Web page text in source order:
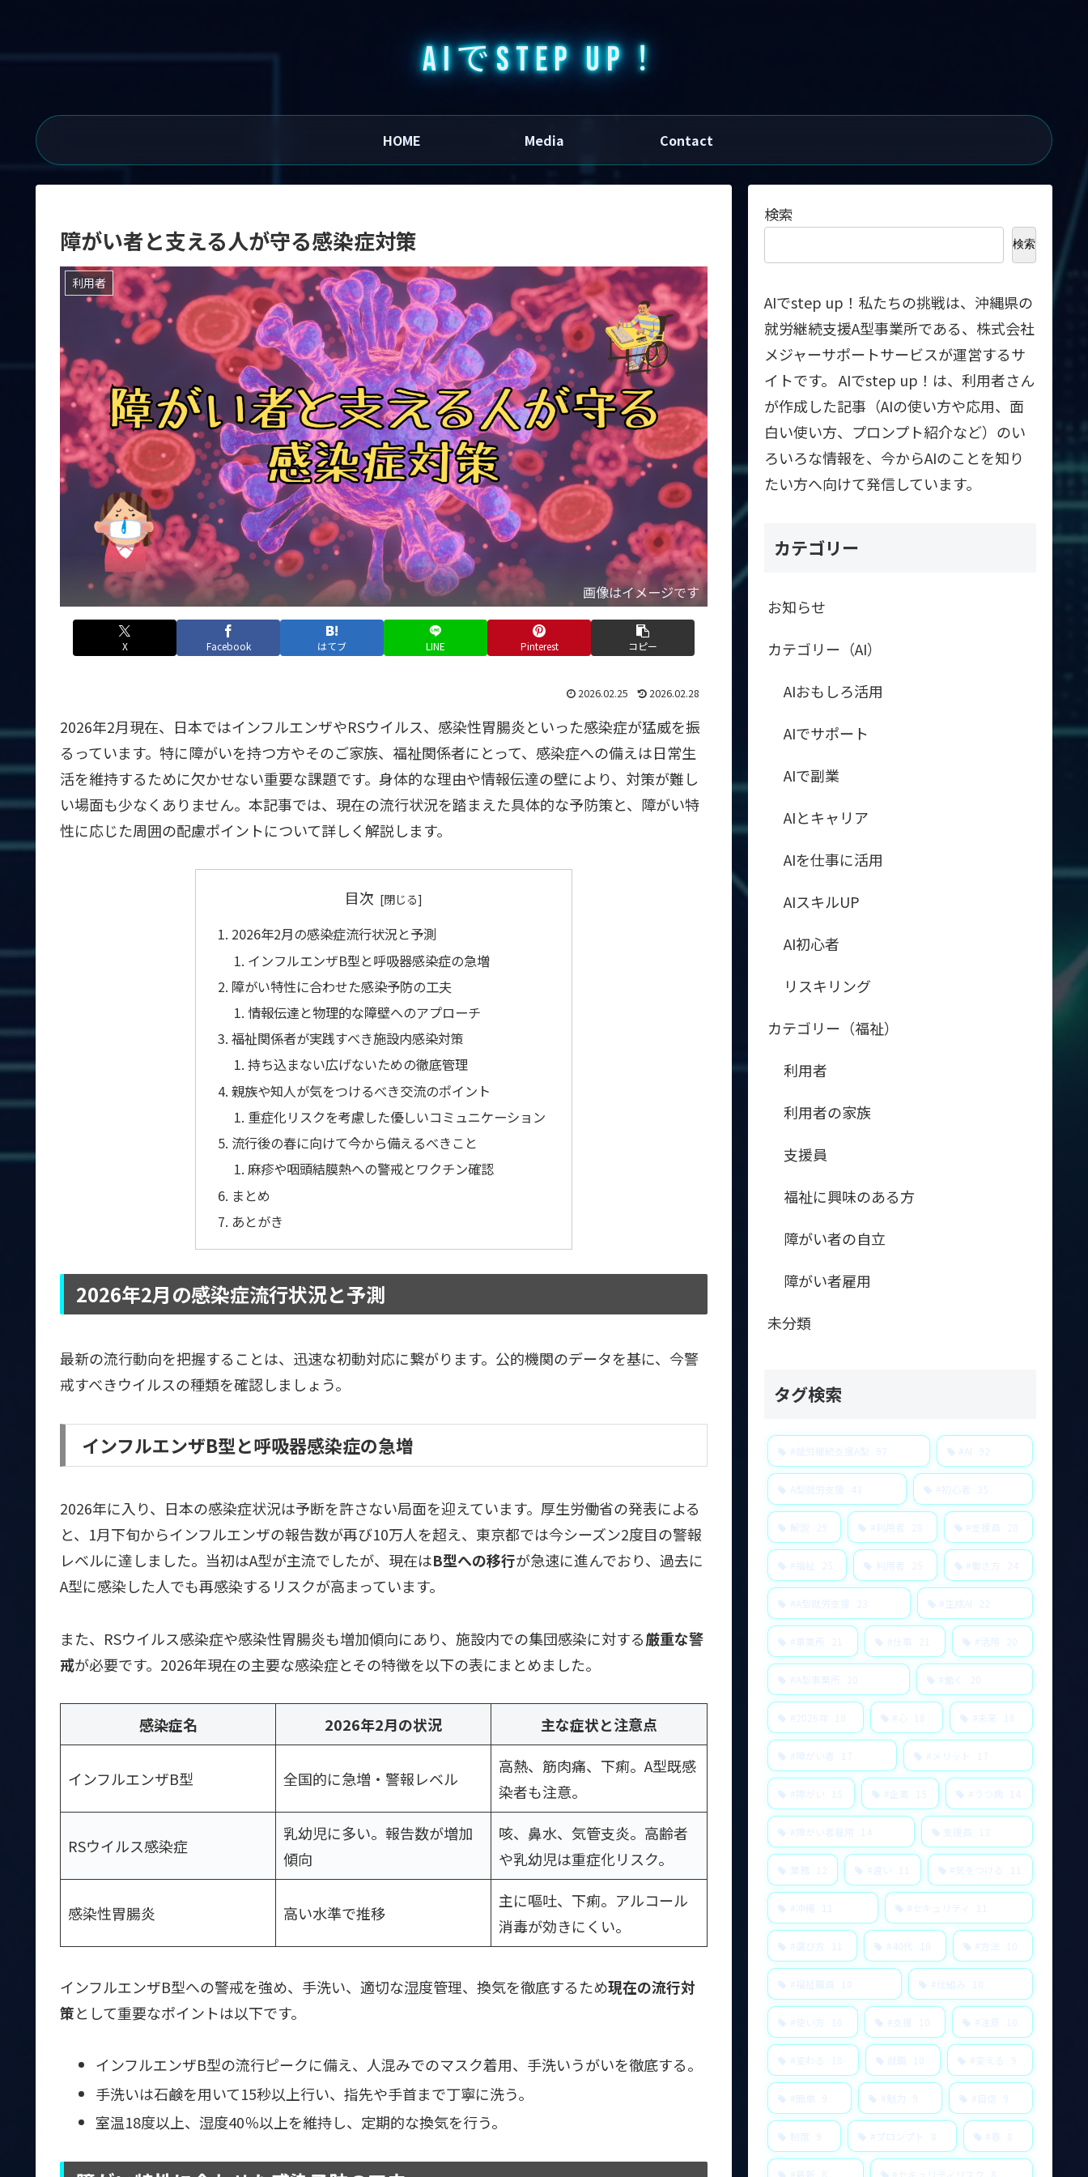
AIでSTEP UP！
HOME Media Contact
障がい者と支える人が守る感染症対策
利用者
画像はイメージです
X Facebook はてブ LINE Pinterest コピー
2026.02.25 2026.02.28
2026年2月現在、日本ではインフルエンザやRSウイルス、感染性胃腸炎といった感染症が猛威を振
るっています。特に障がいを持つ方やそのご家族、福祉関係者にとって、感染症への備えは日常生
活を維持するために欠かせない重要な課題です。身体的な理由や情報伝達の壁により、対策が難し
い場面も少なくありません。本記事では、現在の流行状況を踏まえた具体的な予防策と、障がい特
性に応じた周囲の配慮ポイントについて詳しく解説します。
目次
2026年2月の感染症流行状況と予測
インフルエンザB型と呼吸器感染症の急増
障がい特性に合わせた感染予防の工夫
情報伝達と物理的な障壁へのアプローチ
福祉関係者が実践すべき施設内感染対策
持ち込まない広げないための徹底管理
親族や知人が気をつけるべき交流のポイント
重症化リスクを考慮した優しいコミュニケーション
流行後の春に向けて今から備えるべきこと
麻疹や咽頭結膜熱への警戒とワクチン確認
まとめ
あとがき
2026年2月の感染症流行状況と予測
最新の流行動向を把握することは、迅速な初動対応に繋がります。公的機関のデータを基に、今警
戒すべきウイルスの種類を確認しましょう。
インフルエンザB型と呼吸器感染症の急増
2026年に入り、日本の感染症状況は予断を許さない局面を迎えています。厚生労働省の発表による
と、1月下旬からインフルエンザの報告数が再び10万人を超え、東京都では今シーズン2度目の警報
レベルに達しました。当初はA型が主流でしたが、現在はB型への移行が急速に進んでおり、過去に
A型に感染した人でも再感染するリスクが高まっています。
また、RSウイルス感染症や感染性胃腸炎も増加傾向にあり、施設内での集団感染に対する厳重な警
戒が必要です。2026年現在の主要な感染症とその特徴を以下の表にまとめました。
感染症名 2026年2月の状況 主な症状と注意点
インフルエンザB型 全国的に急増・警報レベル
高熱、筋肉痛、下痢。A型既感
染者も注意。
RSウイルス感染症
乳幼児に多い。報告数が増加
傾向
咳、鼻水、気管支炎。高齢者
や乳幼児は重症化リスク。
感染性胃腸炎 高い水準で推移
主に嘔吐、下痢。アルコール
消毒が効きにくい。
インフルエンザB型への警戒を強め、手洗い、適切な湿度管理、換気を徹底するため現在の流行対
策として重要なポイントは以下です。
インフルエンザB型の流行ピークに備え、人混みでのマスク着用、手洗いうがいを徹底する。
手洗いは石鹸を用いて15秒以上行い、指先や手首まで丁寧に洗う。
室温18度以上、湿度40％以上を維持し、定期的な換気を行う。
検索
検索
AIでstep up！私たちの挑戦は、沖縄県の
就労継続支援A型事業所である、株式会社
メジャーサポートサービスが運営するサ
イトです。 AIでstep up！は、利用者さん
が作成した記事（AIの使い方や応用、面
白い使い方、プロンプト紹介など）のい
ろいろな情報を、今からAIのことを知り
たい方へ向けて発信しています。
カテゴリー
お知らせ
カテゴリー（AI）
AIおもしろ活用
AIでサポート
AIで副業
AIとキャリア
AIを仕事に活用
AIスキルUP
AI初心者
リスキリング
カテゴリー（福祉）
利用者
利用者の家族
支援員
福祉に興味のある方
障がい者の自立
障がい者雇用
未分類
タグ検索
#就労継続支援A型 97 #AI 92
A型就労支援 43 #初心者 35
解説 29 #利用者 28 #支援員 28
#福祉 25 利用者 25 #働き方 24
#A型就労支援 23 #生成AI 22
#事業所 21 #仕事 21 #活用 20
#A型事業所 20 #働く 20
#2026年 18 #心 18 #未来 18
#障がい者 17 #メリット 17
#障がい 15 #企業 15 #うつ病 14
#障がい者雇用 14 支援員 13
業務 12 #違い 11 #気をつける 11
#沖縄 11 #セキュリティ 11
#選び方 11 #40代 10 #方法 10
#福祉職員 10 #仕組み 10
#使い方 10 #支援 10 #注意 10
#変わる 10 就職 10 #変える 9
#簡単 9 #魅力 9 #自信 9
制度 9 #プロンプト 8 #春 8
#最新 8 #セキュリティリスク 8